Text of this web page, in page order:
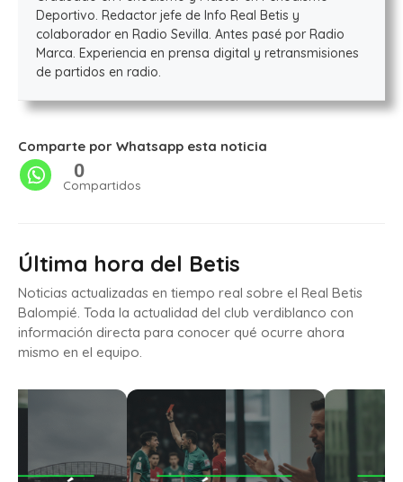
Deportivo. Redactor jefe de Info Real Betis y
colaborador en Radio Sevilla. Antes pasé por Radio
Marca. Experiencia en prensa digital y retransmisiones
de partidos en radio.
Comparte por Whatsapp esta noticia
0
Compartidos
Última hora del Betis
Noticias actualizadas en tiempo real sobre el Real Betis
Balompié. Toda la actualidad del club verdiblanco con
información directa para conocer qué ocurre ahora
mismo en el equipo.